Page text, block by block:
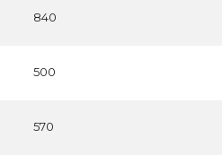
840
500
570